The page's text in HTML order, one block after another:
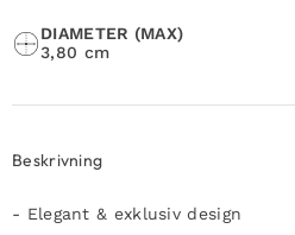
DIAMETER (MAX)
3,80 cm
Beskrivning
- Elegant & exklusiv design